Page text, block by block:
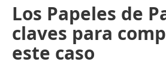
Los Papeles de
claves para
este caso